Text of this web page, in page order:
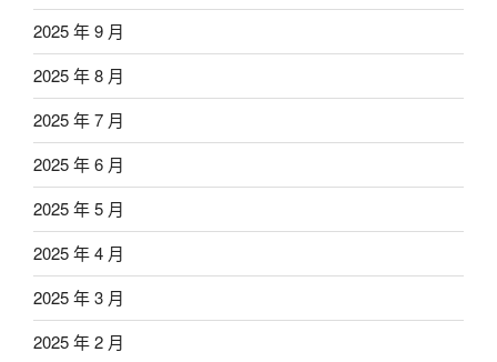
2025 年 9 月
2025 年 8 月
2025 年 7 月
2025 年 6 月
2025 年 5 月
2025 年 4 月
2025 年 3 月
2025 年 2 月